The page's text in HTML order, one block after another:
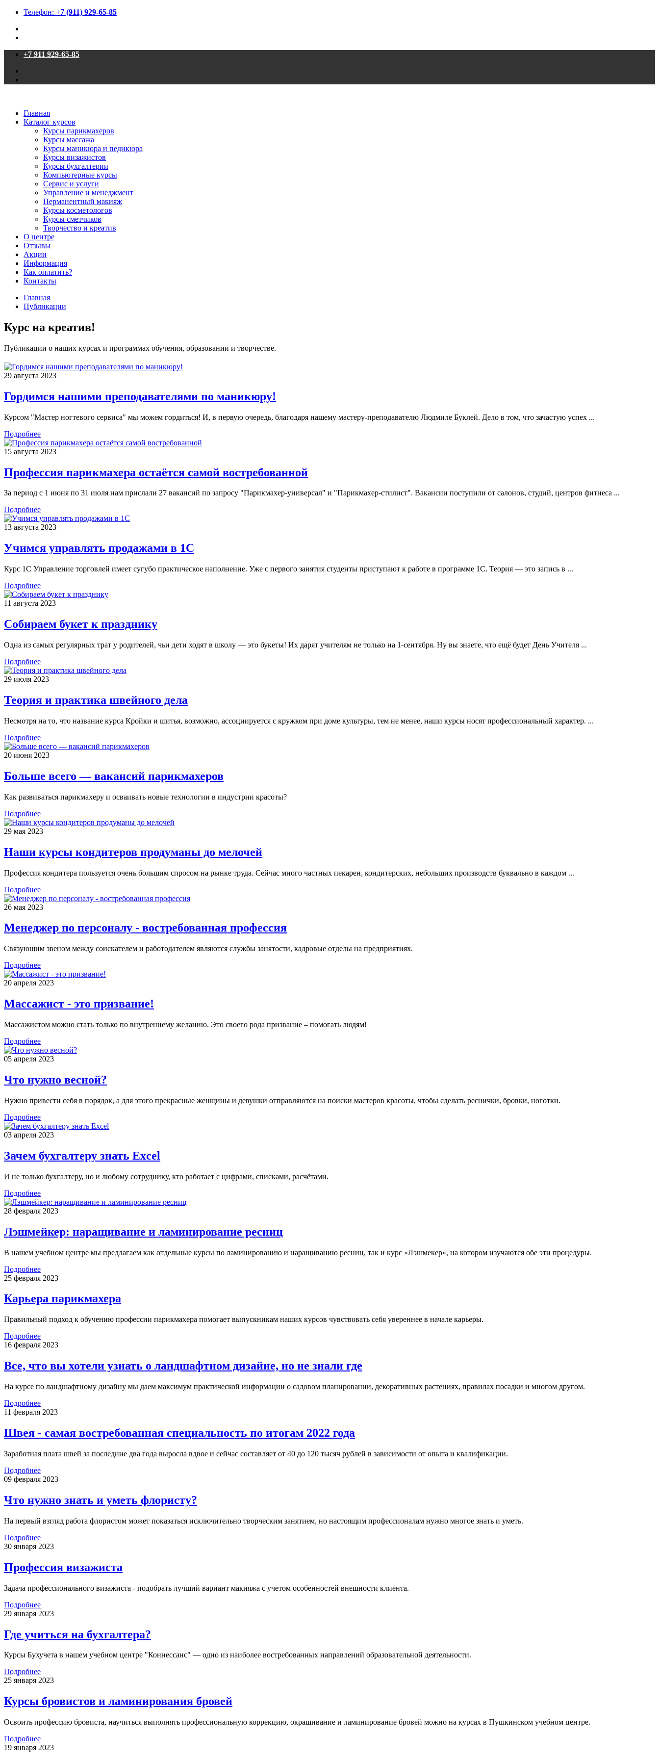
Телефон: +7 (911) 929-65-85
+7 911 929-65-85
Главная
Каталог курсов
Курсы парикмахеров
Курсы массажа
Курсы маникюра и педикюра
Курсы визажистов
Курсы бухгалтерии
Компьютерные курсы
Сервис и услуги
Управление и менеджмент
Перманентный макияж
Курсы косметологов
Курсы сметчиков
Творчество и креатив
О центре
Отзывы
Акции
Информация
Как оплатить?
Контакты
Главная
Публикации
Курс на креатив!
Публикации о наших курсах и программах обучения, образовании и творчестве.
29 августа 2023
Гордимся нашими преподавателями по маникюру!
Курсом "Мастер ногтевого сервиса" мы можем гордиться! И, в первую очередь, благодаря нашему мастеру-преподавателю Людмиле Буклей. Дело в том, что зачастую успех ...
Подробнее
15 августа 2023
Профессия парикмахера остаётся самой востребованной
За период с 1 июня по 31 июля нам прислали 27 вакансий по запросу "Парикмахер-универсал" и "Парикмахер-стилист". Вакансии поступили от салонов, студий, центров фитнеса ...
Подробнее
13 августа 2023
Учимся управлять продажами в 1С
Курс 1С Управление торговлей имеет сугубо практическое наполнение. Уже с первого занятия студенты приступают к работе в программе 1С. Теория — это запись в ...
Подробнее
11 августа 2023
Собираем букет к празднику
Одна из самых регулярных трат у родителей, чьи дети ходят в школу — это букеты! Их дарят учителям не только на 1-сентября. Ну вы знаете, что ещё будет День Учителя ...
Подробнее
29 июля 2023
Теория и практика швейного дела
Несмотря на то, что название курса Кройки и шитья, возможно, ассоциируется с кружком при доме культуры, тем не менее, наши курсы носят профессиональный характер. ...
Подробнее
20 июня 2023
Больше всего — вакансий парикмахеров
Как развиваться парикмахеру и осваивать новые технологии в индустрии красоты?
Подробнее
29 мая 2023
Наши курсы кондитеров продуманы до мелочей
Профессия кондитера пользуется очень большим спросом на рынке труда. Сейчас много частных пекарен, кондитерских, небольших производств буквально в каждом ...
Подробнее
26 мая 2023
Менеджер по персоналу - востребованная профессия
Связующим звеном между соискателем и работодателем являются службы занятости, кадровые отделы на предприятиях.
Подробнее
20 апреля 2023
Массажист - это призвание!
Массажистом можно стать только по внутреннему желанию. Это своего рода призвание – помогать людям!
Подробнее
05 апреля 2023
Что нужно весной?
Нужно привести себя в порядок, а для этого прекрасные женщины и девушки отправляются на поиски мастеров красоты, чтобы сделать реснички, бровки, ноготки.
Подробнее
03 апреля 2023
Зачем бухгалтеру знать Excel
И не только бухгалтеру, но и любому сотруднику, кто работает с цифрами, списками, расчётами.
Подробнее
28 февраля 2023
Лэшмейкер: наращивание и ламинирование ресниц
В нашем учебном центре мы предлагаем как отдельные курсы по ламинированию и наращиванию ресниц, так и курс «Лэшмекер», на котором изучаются обе эти процедуры.
Подробнее
25 февраля 2023
Карьера парикмахера
Правильный подход к обучению профессии парикмахера помогает выпускникам наших курсов чувствовать себя увереннее в начале карьеры.
Подробнее
16 февраля 2023
Все, что вы хотели узнать о ландшафтном дизайне, но не знали где
На курсе по ландшафтному дизайну мы даем максимум практической информации о садовом планировании, декоративных растениях, правилах посадки и многом другом.
Подробнее
11 февраля 2023
Швея - самая востребованная специальность по итогам 2022 года
Заработная плата швей за последние два года выросла вдвое и сейчас составляет от 40 до 120 тысяч рублей в зависимости от опыта и квалификации.
Подробнее
09 февраля 2023
Что нужно знать и уметь флористу?
На первый взгляд работа флористом может показаться исключительно творческим занятием, но настоящим профессионалам нужно многое знать и уметь.
Подробнее
30 января 2023
Профессия визажиста
Задача профессионального визажиста - подобрать лучший вариант макияжа с учетом особенностей внешности клиента.
Подробнее
29 января 2023
Где учиться на бухгалтера?
Курсы Бухучета в нашем учебном центре "Коннессанс" — одно из наиболее востребованных направлений образовательной деятельности.
Подробнее
25 января 2023
Курсы бровистов и ламинирования бровей
Освоить профессию бровиста, научиться выполнять профессиональную коррекцию, окрашивание и ламинирование бровей можно на курсах в Пушкинском учебном центре.
Подробнее
19 января 2023